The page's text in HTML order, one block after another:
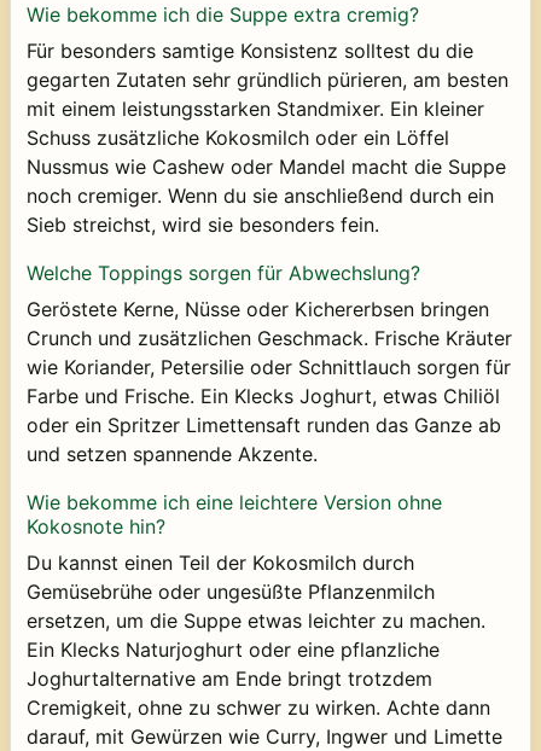
Wie bekomme ich die Suppe extra cremig?
Für besonders samtige Konsistenz solltest du die
gegarten Zutaten sehr gründlich pürieren, am besten
mit einem leistungsstarken Standmixer. Ein kleiner
Schuss zusätzliche Kokosmilch oder ein Löffel
Nussmus wie Cashew oder Mandel macht die Suppe
noch cremiger. Wenn du sie anschließend durch ein
Sieb streichst, wird sie besonders fein.
Welche Toppings sorgen für Abwechslung?
Geröstete Kerne, Nüsse oder Kichererbsen bringen
Crunch und zusätzlichen Geschmack. Frische Kräuter
wie Koriander, Petersilie oder Schnittlauch sorgen für
Farbe und Frische. Ein Klecks Joghurt, etwas Chiliöl
oder ein Spritzer Limettensaft runden das Ganze ab
und setzen spannende Akzente.
Wie bekomme ich eine leichtere Version ohne
Kokosnote hin?
Du kannst einen Teil der Kokosmilch durch
Gemüsebrühe oder ungesüßte Pflanzenmilch
ersetzen, um die Suppe etwas leichter zu machen.
Ein Klecks Naturjoghurt oder eine pflanzliche
Joghurtalternative am Ende bringt trotzdem
Cremigkeit, ohne zu schwer zu wirken. Achte dann
darauf, mit Gewürzen wie Curry, Ingwer und Limette